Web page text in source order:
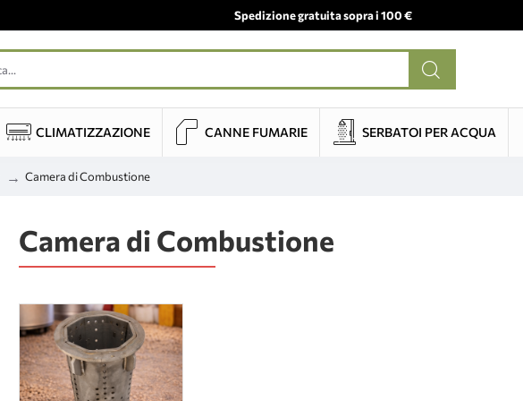
Spedizione gratuita sopra i 100 €
CLIMATIZZAZIONE CANNE FUMARIE SERBATOI PER ACQUA
Camera di Combustione
Camera di Combustione